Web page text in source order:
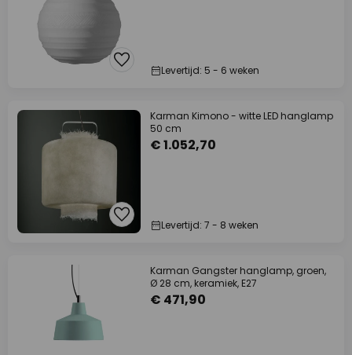
Levertijd: 5 - 6 weken
Karman Kimono - witte LED hanglamp
50 cm
€ 1.052,70
Levertijd: 7 - 8 weken
Karman Gangster hanglamp, groen,
Ø 28 cm, keramiek, E27
€ 471,90